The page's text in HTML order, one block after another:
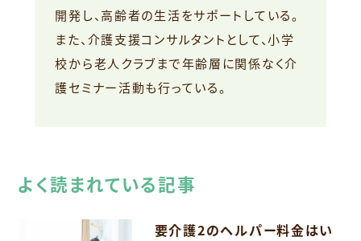
開発し、高齢者の生活をサポートしている。
また、介護支援コンサルタントとして、小学
校から老人クラブまで年齢層に関係なく介
護セミナー活動も行っている。
よく読まれている記事
要介護2のヘルパー料金はい